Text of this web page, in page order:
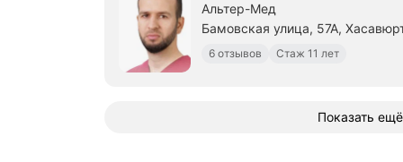
Альтер-Мед
Бамовская улица, 57А,
6 отзывов Стаж 11 лет
Показать ещё